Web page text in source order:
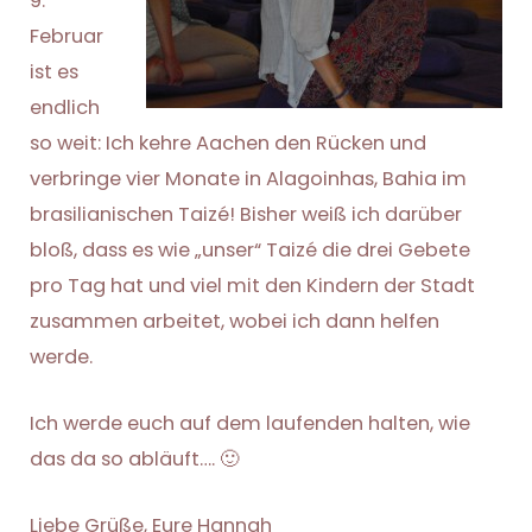
Februar
ist es
endlich
so weit: Ich kehre Aachen den Rücken und
verbringe vier Monate in Alagoinhas, Bahia im
brasilianischen Taizé! Bisher weiß ich darüber
bloß, dass es wie „unser“ Taizé die drei Gebete
pro Tag hat und viel mit den Kindern der Stadt
zusammen arbeitet, wobei ich dann helfen
werde.
Ich werde euch auf dem laufenden halten, wie
das da so abläuft…. 🙂
Liebe Grüße, Eure Hannah